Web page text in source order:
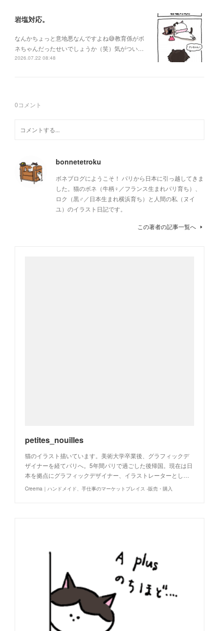
岩塩対応。
なんかちょっと意地悪なんですよね😅教育係がボ
ネちゃんだったせいでしょうか（笑）気がつい…
2026.07.22 08:48
0コメント
bonnetetroku
ボネブログにようこそ！ パリから日本に引っ越してきま
した。猫のボネ（牛柄♀／フランス生まれパリ育ち）、
ロク（黒♂／日本生まれ横浜育ち）と人間の私（ヌイ
ユ）のイラスト日記です。
この著者の記事一覧へ
petites_nouilles
猫のイラスト描いています。美術大学卒業後、グラフィックデ
ザイナーを経てパリへ。5年間パリで過ごした後帰国。現在は日
本を拠点にグラフィックデザイナー、イラストレーターとし…
Creema｜ハンドメイド、手仕事のマーケットプレイス -販売・購入